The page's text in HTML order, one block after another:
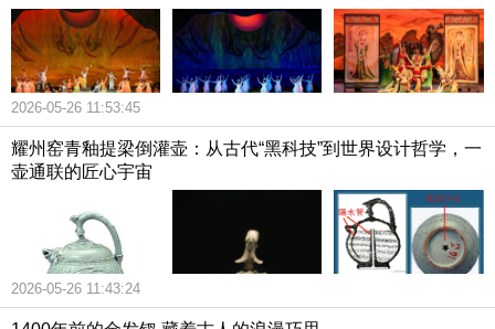
2026-05-26 11:53:45
耀州窑青釉提梁倒灌壶：从古代“黑科技”到世界设计哲学，一
壶通联的匠心宇宙
2026-05-26 11:43:24